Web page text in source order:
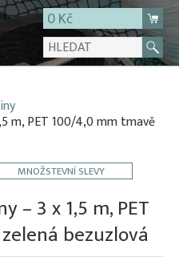
0 Kč
m, PET 100/4,0 mm tmavě
MNOŽSTEVNÍ SLEVY
– 3 x 1,5 m, PET
bezuzlová